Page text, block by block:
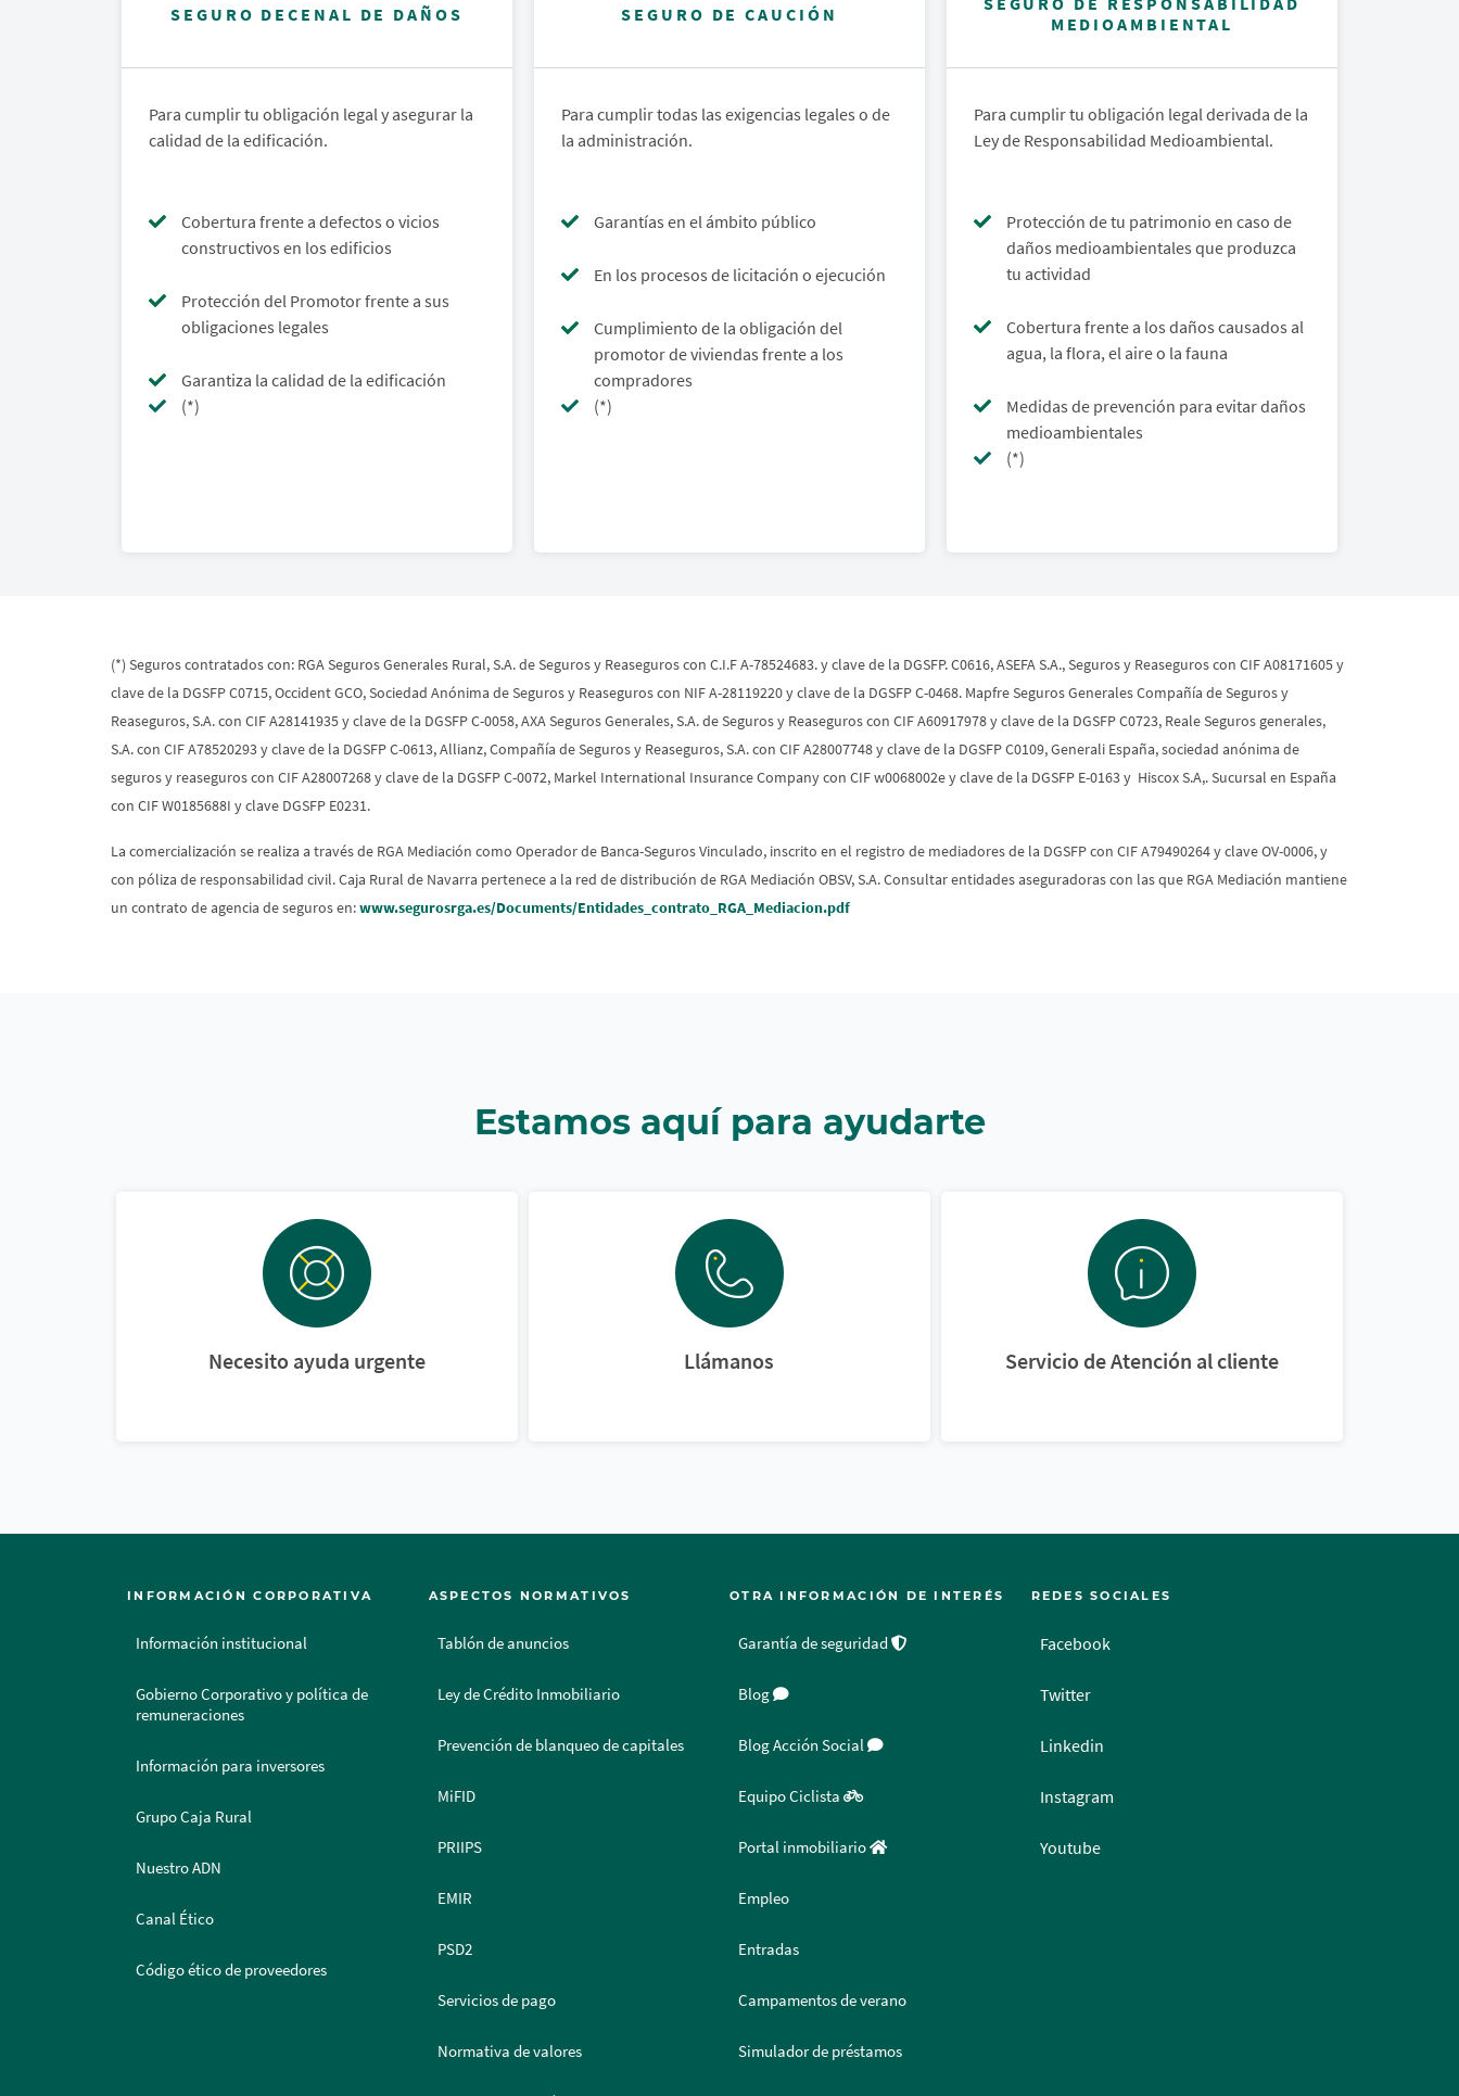
SEGURO DECENAL DE DAÑOS
Para cumplir tu obligación legal y asegurar la
calidad de la edificación.
Cobertura frente a defectos o vicios
constructivos en los edificios
Protección del Promotor frente a sus
obligaciones legales
Garantiza la calidad de la edificación
(*)
SEGURO DE CAUCIÓN
Para cumplir todas las exigencias legales o de
la administración.
Garantías en el ámbito público
En los procesos de licitación o ejecución
Cumplimiento de la obligación del
promotor de viviendas frente a los
compradores
(*)
MEDIOAMBIENTAL
Para cumplir tu obligación legal derivada de la
Ley de Responsabilidad Medioambiental.
Protección de tu patrimonio en caso de
daños medioambientales que produzca
tu actividad
Cobertura frente a los daños causados al
agua, la flora, el aire o la fauna
Medidas de prevención para evitar daños
medioambientales
(*)
(*) Seguros contratados con: RGA Seguros Generales Rural, S.A. de Seguros y Reaseguros con C.I.F A-78524683. y clave de la DGSFP. C0616, ASEFA S.A., Seguros y Reaseguros con CIF A08171605 y
clave de la DGSFP C0715, Occident GCO, Sociedad Anónima de Seguros y Reaseguros con NIF A-28119220 y clave de la DGSFP C-0468. Mapfre Seguros Generales Compañía de Seguros y
Reaseguros, S.A. con CIF A28141935 y clave de la DGSFP C-0058, AXA Seguros Generales, S.A. de Seguros y Reaseguros con CIF A60917978 y clave de la DGSFP C0723, Reale Seguros generales,
S.A. con CIF A78520293 y clave de la DGSFP C-0613, Allianz, Compañía de Seguros y Reaseguros, S.A. con CIF A28007748 y clave de la DGSFP C0109, Generali España, sociedad anónima de
seguros y reaseguros con CIF A28007268 y clave de la DGSFP C-0072, Markel International Insurance Company con CIF w0068002e y clave de la DGSFP E-0163 y Hiscox S.A,. Sucursal en España
con CIF W0185688I y clave DGSFP E0231.
La comercialización se realiza a través de RGA Mediación como Operador de Banca-Seguros Vinculado, inscrito en el registro de mediadores de la DGSFP con CIF A79490264 y clave OV-0006, y
con póliza de responsabilidad civil. Caja Rural de Navarra pertenece a la red de distribución de RGA Mediación OBSV, S.A. Consultar entidades aseguradoras con las que RGA Mediación mantiene
un contrato de agencia de seguros en:www.segurosrga.es/Documents/Entidades_contrato_RGA_Mediacion.pdf
Estamos aquí para ayudarte
Necesito ayuda urgente Llámanos Servicio de Atención al cliente
INFORMACIÓN CORPORATIVA
Información institucional
Gobierno Corporativo y política de
remuneraciones
Información para inversores
Grupo Caja Rural
Nuestro ADN
Canal Ético
Código ético de proveedores
ASPECTOS NORMATIVOS
Tablón de anuncios
Ley de Crédito Inmobiliario
Prevención de blanqueo de capitales
MiFID
PRIIPS
EMIR
PSD2
Servicios de pago
Normativa de valores
OTRA INFORMACIÓN DE INTERÉS
Garantía de seguridad
Blog
Blog Acción Social
Equipo Ciclista
Portal inmobiliario
Empleo
Entradas
Campamentos de verano
Simulador de préstamos
REDES SOCIALES
Facebook
Twitter
Linkedin
Instagram
Youtube